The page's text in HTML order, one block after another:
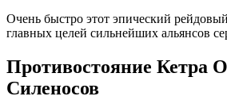
Очень быстро этот эпический
главных целей сильнейших альянсов
Противостояние Кетра
Силеносов